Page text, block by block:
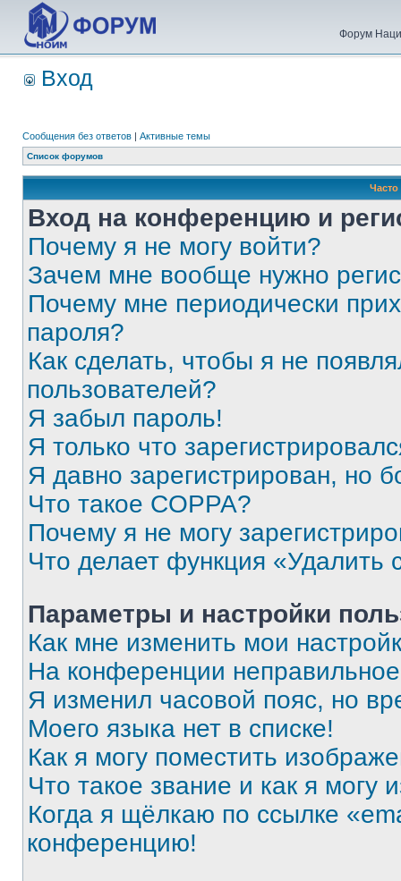
Форум
Вход
Сообщения без ответов | Активные темы
Список форумов
Вход на конференцию и
Почему я не могу войти?
Зачем мне вообще нужно
Почему мне периодически
пароля?
Как сделать, чтобы я не
пользователей?
Я забыл пароль!
Я только что
Я давно зарегистрирован, но
Что такое COPPA?
Почему я не могу
Что делает функция «Удалить
Параметры и настройки
Как мне изменить мои
На конференции
Я изменил часовой пояс, но
Моего языка нет в списке!
Как я могу поместить
Что такое звание и как я могу
Когда я щёлкаю по ссылке
конференцию!